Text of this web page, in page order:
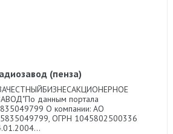
(пенза)
данным портала
О компании: АО
ОГРН 1045802500336